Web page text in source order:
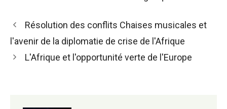
Navigation
des
Résolution des conflits Chaises musicales et
l'avenir de la diplomatie de crise de l'Afrique
L'Afrique et l'opportunité verte de l'Europe